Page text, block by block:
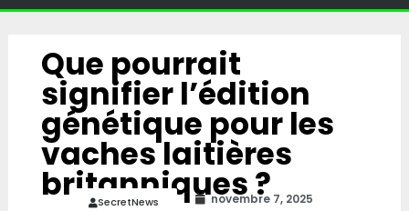
Que pourrait
signifier l’édition
génétique pour les
vaches laitières
britanniques ?
SecretNews novembre 7, 2025